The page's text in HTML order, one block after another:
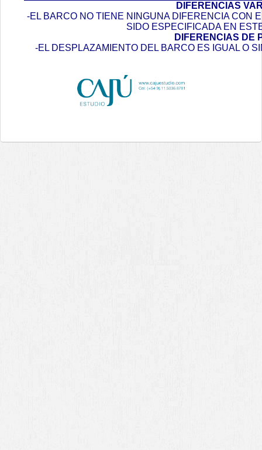
DIFERENCIAS
-EL BARCO NO TIENE NINGUNA DIFERENCIA CON
SIDO ESPECIFICADA EN
DIFERENCIAS DE
-EL DESPLAZAMIENTO DEL BARCO ES IGUAL O